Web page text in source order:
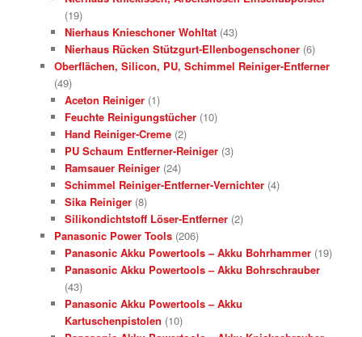
(19)
Nierhaus Knieschoner Wohltat (43)
Nierhaus Rücken Stützgurt-Ellenbogenschoner (6)
Oberflächen, Silicon, PU, Schimmel Reiniger-Entferner
(49)
Aceton Reiniger (1)
Feuchte Reinigungstücher (10)
Hand Reiniger-Creme (2)
PU Schaum Entferner-Reiniger (3)
Ramsauer Reiniger (24)
Schimmel Reiniger-Entferner-Vernichter (4)
Sika Reiniger (8)
Silikondichtstoff Löser-Entferner (2)
Panasonic Power Tools (206)
Panasonic Akku Powertools – Akku Bohrhammer (19)
Panasonic Akku Powertools – Akku Bohrschrauber
(43)
Panasonic Akku Powertools – Akku
Kartuschenpistolen (10)